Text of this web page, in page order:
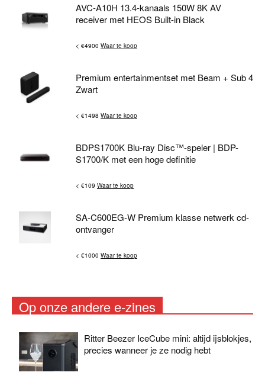
AVC-A10H 13.4-kanaals 150W 8K AV
receiver met HEOS Built-in Black
< €4900 Waar te koop
Premium entertainmentset met Beam + Sub 4
Zwart
< €1498 Waar te koop
BDPS1700K Blu-ray Disc™-speler | BDP-
S1700/K met een hoge definitie
< €109 Waar te koop
SA-C600EG-W Premium klasse netwerk cd-
ontvanger
< €1000 Waar te koop
Op onze andere e-zines
Ritter Beezer IceCube mini: altijd ijsblokjes,
precies wanneer je ze nodig hebt